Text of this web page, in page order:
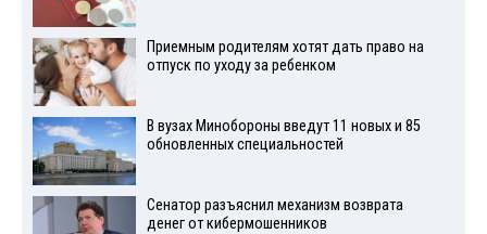
Приемным родителям хотят дать право на
отпуск по уходу за ребенком
В вузах Минобороны введут 11 новых и 85
обновленных специальностей
Сенатор разъяснил механизм возврата
денег от кибермошенников